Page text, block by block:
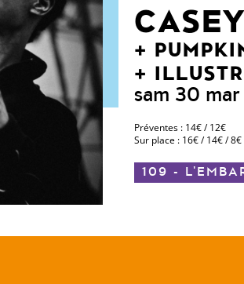
CASEY
sam 30
Préventes : 14€ / 12€
Sur place : 16€ / 14€ / 8€
109 -